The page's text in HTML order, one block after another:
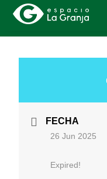
FECHA
26 Jun 2025
Expired!